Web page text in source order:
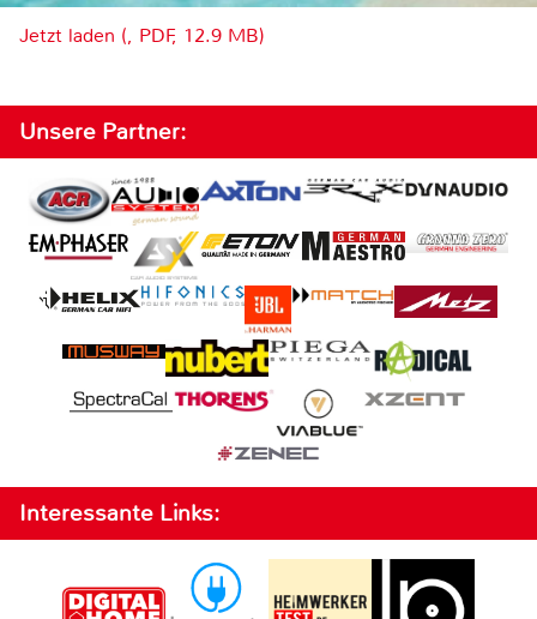
Jetzt laden (, PDF, 12.9 MB)
Unsere Partner:
Interessante Links: